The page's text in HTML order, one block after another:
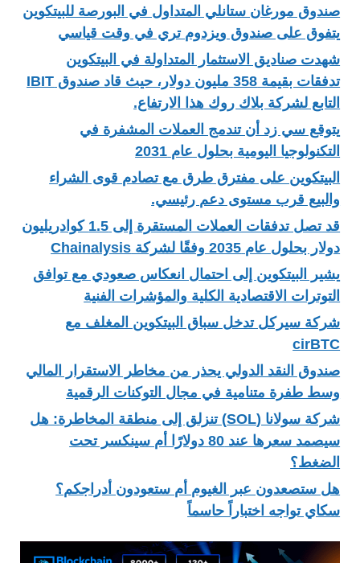
صندوق مورغان ستانلي المتداول في البورصة للبيتكوين
يتفوق على صندوق ويزدوم تري في وقت قياسي
شهدت صناديق الاستثمار المتداولة في البيتكوين
تدفقات بقيمة 358 مليون دولار، حيث قاد صندوق IBIT
التابع لشركة بلاك روك هذا الارتفاع.
يتوقع سي زد أن تندمج العملات المشفرة في
التكنولوجيا اليومية بحلول عام 2031
البيتكوين على مفترق طرق مع تصادم قوى الشراء
والبيع قرب مستوى دعم رئيسي.
قد تصل تدفقات العملات المستقرة إلى 1.5 كوادريليون
دولار بحلول عام 2035 وفقًا لشركة Chainalysis
يشير البيتكوين إلى احتمال انعكاس صعودي مع توافق
التوترات الاقتصادية الكلية والمؤشرات الفنية
شركة سيركل تدخل سباق البيتكوين المغلف مع
cirBTC
صندوق النقد الدولي يحذر من مخاطر الاستقرار المالي
وسط طفرة متنامية في مجال التوكنات الرقمية
شركة سولانا (SOL) تنزلق إلى منطقة المخاطرة: هل
سيصمد سعرها عند 80 دولارًا أم سينكسر تحت
الضغط؟
هل ستصعدون عبر الغيوم أم ستعودون أدراجكم؟
سكاي تواجه اختباراً حاسماً